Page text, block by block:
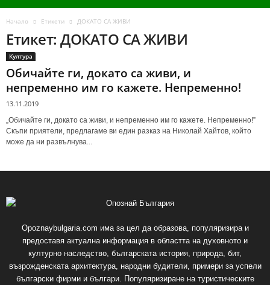
Начало Етикети ДОКАТО СА ЖИВИ
Етикет: ДОКАТО СА ЖИВИ
Култура
Обичайте ги, докато са живи, и
непременно им го кажете. Непременно!
13.11.2019
„Обичайте ги, докато са живи, и непременно им го кажете. Непременно!”
Скъпи приятели, предлагаме ви един разказ на Николай Хайтов, който
може да ни развълнува...
Opoznaybulgaria.com има за цел да образова, популяризира и
предоставя актуална информация в областта на духовното и
културно наследство, българската история, природа, бит,
възрожденската архитектура, народни будители, примери за успели
български фирми и българи. Популяризиране на туристическите